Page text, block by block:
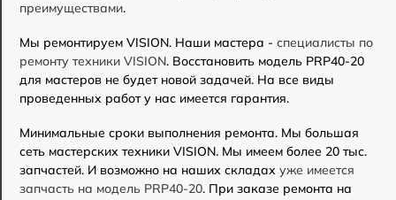
преимуществами.
Мы ремонтируем VISION. Наши мастера - специалисты по
ремонту техники VISION. Восстановить модель PRP40-20
для мастеров не будет новой задачей. На все виды
проведенных работ у нас имеется гарантия.
Минимальные сроки выполнения ремонта. Мы большая
сеть мастерских техники VISION. Мы имеем более 20 тыс.
запчастей. И возможно на наших складах уже имеется
запчасть на модель PRP40-20. При заказе ремонта на